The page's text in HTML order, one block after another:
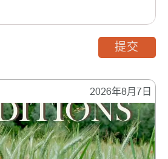
2026年8月7日
提交